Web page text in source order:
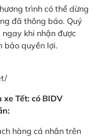
trình có thể dừng
đã thông báo. Quý
khi nhận được
bảo quyền lợi.
Tết: có BIDV
hàng cá nhân trên